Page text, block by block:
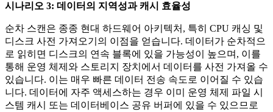
시나리오 3: 데이터의 지역성과 캐시 효율성
순차 스캔은 종종 현대 하드웨어 아키텍처, 특히 CPU 캐싱 및
디스크 사전 가져오기의 이점을 얻습니다. 데이터가 순차적으
로 읽히면 디스크의 연속 블록에 있을 가능성이 높으며, 이를
통해 운영 체제와 스토리지 장치에서 데이터를 사전 가져올 수
있습니다. 이는 매우 빠른 데이터 전송 속도로 이어질 수 있습
니다. 데이터에 자주 액세스하는 경우 이미 운영 체제 파일 시
스템 캐시 또는 데이터베이스 공유 버퍼에 있을 수 있으므로